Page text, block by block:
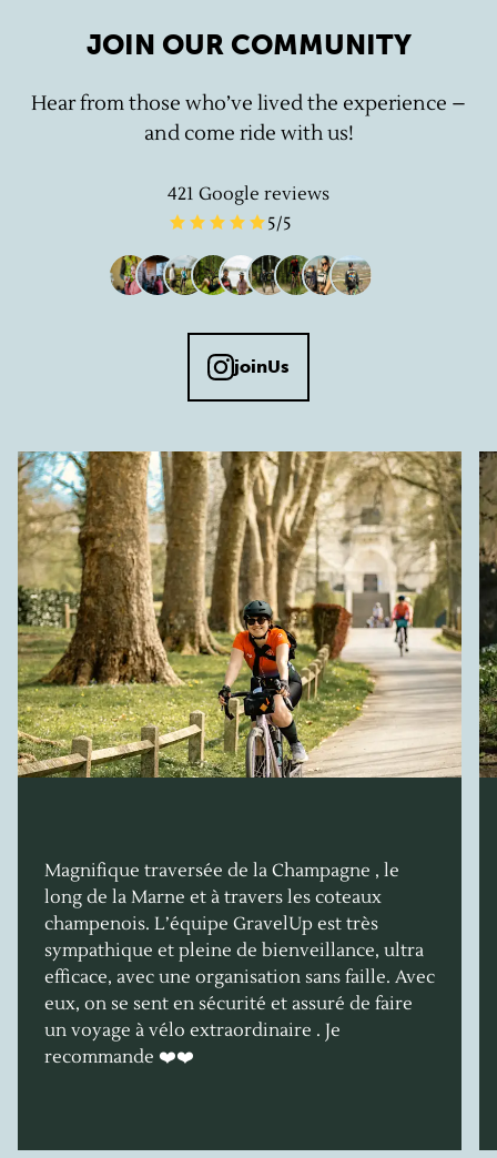
JOIN OUR COMMUNITY
Hear from those who’ve lived the experience –
and come ride with us!
421 Google reviews
5/5
joinUs
Magnifique traversée de la Champagne , le
long de la Marne et à travers les coteaux
champenois. L’équipe GravelUp est très
sympathique et pleine de bienveillance, ultra
efficace, avec une organisation sans faille. Avec
eux, on se sent en sécurité et assuré de faire
un voyage à vélo extraordinaire . Je
recommande ❤️❤️